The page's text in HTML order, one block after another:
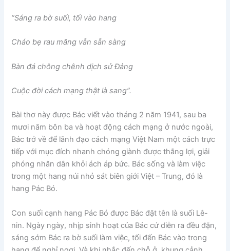
“Sáng ra bờ suối, tối vào hang
Cháo bẹ rau măng vẫn sẵn sàng
Bàn đá chông chênh dịch sử Đảng
Cuộc đời cách mạng thật là sang”.
Bài thơ này được Bác viết vào tháng 2 năm 1941, sau ba
mươi năm bôn ba và hoạt động cách mạng ở nước ngoài,
Bác trở về để lãnh đạo cách mạng Việt Nam một cách trực
tiếp với mục đích nhanh chóng giành được thắng lợi, giải
phóng nhân dân khỏi ách áp bức. Bác sống và làm việc
trong một hang núi nhỏ sát biên giới Việt – Trung, đó là
hang Pác Bó.
Con suối cạnh hang Pác Bó được Bác đặt tên là suối Lê-
nin. Ngày ngày, nhịp sinh hoạt của Bác cứ diễn ra đều đặn,
sáng sớm Bác ra bờ suối làm việc, tối đến Bác vào trong